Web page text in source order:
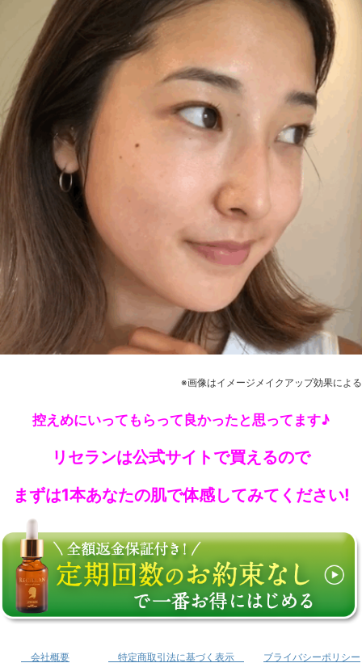
※画像はイメージメイクアップ効果による
控えめにいってもらって良かったと思ってます♪
リセランは公式サイトで買えるので
まずは1本あなたの肌で体感してみてください!
会社概要 特定商取引法に基づく表示 ブライバシーポリシー